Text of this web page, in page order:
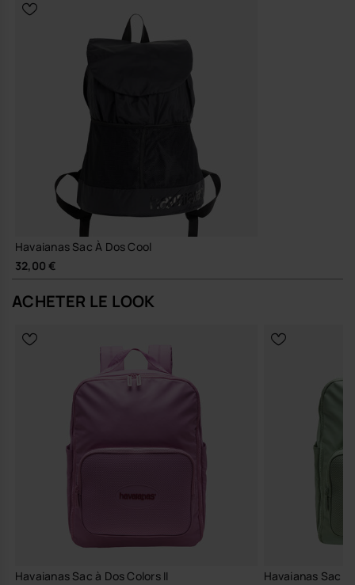
Engagement et durabilité
Matières choisies pour leur résistance à l’eau et à l’usage,
pensées pour conserver leur tenue, leurs couleurs et leur
fonction au fil des saisons, dans une logique de qualité plutôt
Un sac à dos que tu gardes longtemps, que tu plies, déplies et
intègre dans ton quotidien avec la même évidence que tes sandales
d’été préférées.
Achète en ligne sur www.havaianas-store.com, la boutique officielle
Havaianas en Belgique, et fais passer ton style au niveau supérieur.
Havaianas Sac À Dos Cool
32,00 €
ACHETER LE LOOK
Havaianas Sac à Dos Colors II
Havaianas Sac à